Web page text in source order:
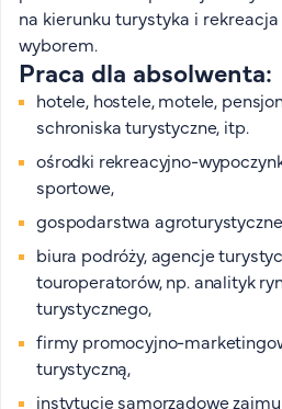
na kierunku turystyka i
wyborem.
Praca dla absolwenta:
hotele, hostele, motele,
schroniska turystyczne, itp.
ośrodki rekreacyjno-
sportowe,
gospodarstwa
biura podróży, agencje
touroperatorów, np. analityk
turystycznego,
firmy promocyjno-
turystyczną,
instytucje samorządowe